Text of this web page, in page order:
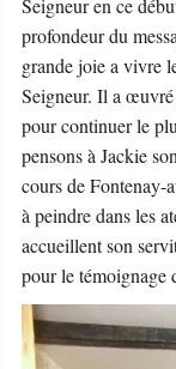
Seigneur en ce
profondeur du
grande joie a vivre
Seigneur. Il a œuvré
pour continuer le
pensons à Jackie
cours de Fontenay-
à peindre dans les
accueillent son
pour le témoignage